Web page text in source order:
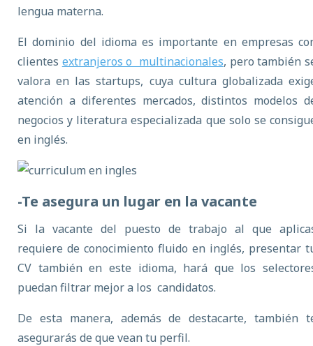
lengua materna.
El dominio del idioma es importante en empresas
clientes extranjeros o multinacionales, pero también
valora en las startups, cuya cultura globalizada
atención a diferentes mercados, distintos modelos
negocios y literatura especializada que solo se
en inglés.
-Te asegura un lugar en la vacante
Si la vacante del puesto de trabajo al que
requiere de conocimiento fluido en inglés, presentar
CV también en este idioma, hará que los
puedan filtrar mejor a los candidatos.
De esta manera, además de destacarte, también
asegurarás de que vean tu perfil.